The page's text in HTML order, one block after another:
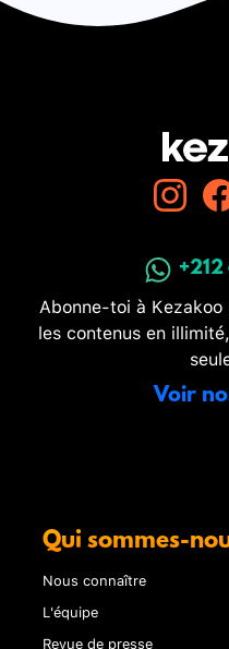
Abonne-toi à
les contenus en
Voir
Qui sommes-
Nous connaître
L'équipe
Revue de presse